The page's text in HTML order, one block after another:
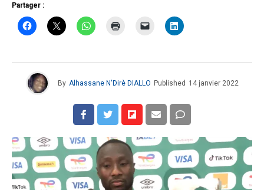
Partager :
By Alhassane N'Dirè DIALLO Published 14 janvier 2022